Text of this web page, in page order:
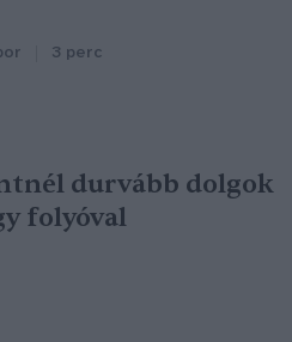
3 perc
durvább dolgok
folyóval